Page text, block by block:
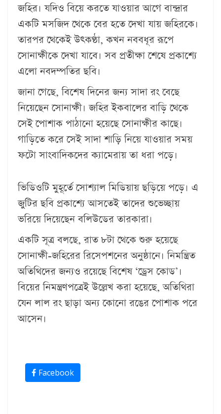
জহির। যদিও বিয়ে করতে যাওয়ার আগে বান্দ্রার
একটি মসজিদ থেকে বের হতে দেখা যায় জহিরকে।
তারপর থেকেই উৎকণ্ঠা, কখন নববধূর রূপে
সোনাক্ষীকে দেখা যাবে। সব প্রতীক্ষা শেষে প্রকাশ্যে
এলো নবদম্পতির ছবি।
জানা গেছে, বিশেষ দিনের জন্য সাদা রং বেছে
নিয়েছেন সোনাক্ষী। জহির ইকবালের বাড়ি থেকে
সেই পোশাক পাঠানো হয়েছে সোনাক্ষীর কাছে।
গাড়িতে করে সেই সাদা শাড়ি নিয়ে যাওয়ার সময়
ফটো সাংবাদিকদের ক্যামেরায় তা ধরা পড়ে।
ভিডিওটি মুহূর্তে সোশ্যাল মিডিয়ায় ছড়িয়ে পড়ে। এ
জুটির ছবি প্রকাশ্যে আসতেই তাদের শুভেচ্ছায়
ভরিয়ে দিয়েছেন বলিউডের তারকারা।
একটি সূত্র বলছে, রাত ৮টা থেকে শুরু হয়েছে
সোনাক্ষী-জহিরের রিসেপশনের অনুষ্ঠানে। নিমন্ত্রিত
অতিথিদের জন্যও রয়েছে বিশেষ ‘ড্রেস কোড’।
বিয়ের নিমন্ত্রণপত্রেই উল্লেখ করা হয়েছে, অতিথিরা
যেন লাল রং ছাড়া অন্য কোনো রঙের পোশাক পরে
আসেন।
Facebook